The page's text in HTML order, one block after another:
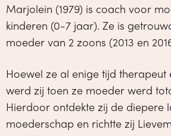
Marjolein (1979) is coach voor
kinderen (0-7 jaar). Ze is
moeder van 2 zoons (2013 en
Hoewel ze al enige tijd therapeut
werd zij toen ze moeder werd
Hierdoor ontdekte zij de diepere
moederschap en richtte zij